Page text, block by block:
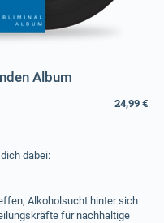
Album
24,99 €
dabei:
Alkoholsucht hinter sich
für nachhaltige